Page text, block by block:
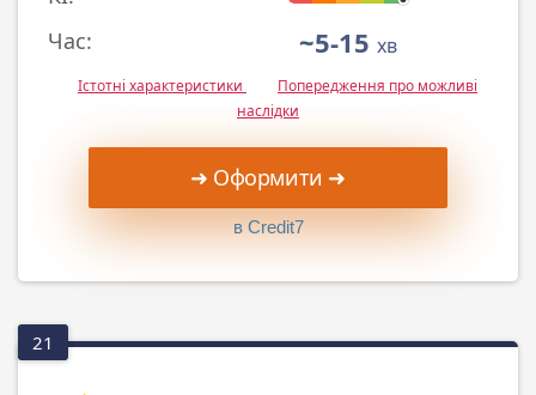
Час:
~5-15 хв
Істотні характеристики
Попередження про можливі
наслідки
➜ Оформити ➜
в Credit7
21